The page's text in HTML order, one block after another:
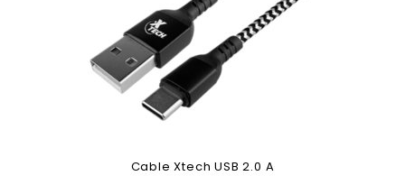
Cable Xtech USB 2.0 A